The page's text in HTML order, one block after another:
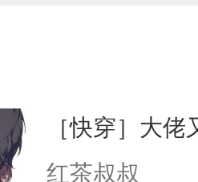
［快穿］大
红茶叔叔